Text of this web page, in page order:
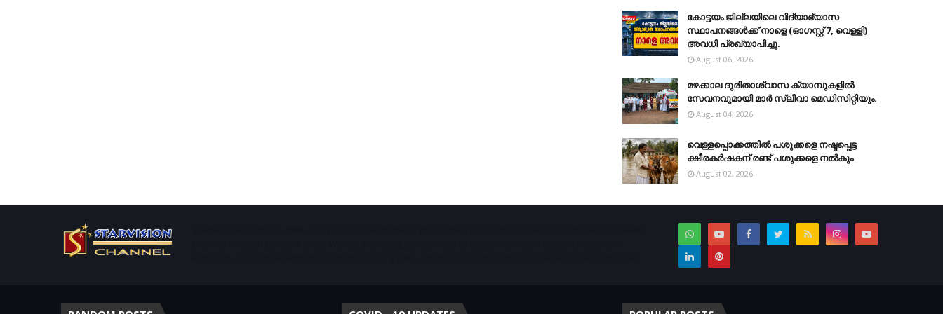
കോട്ടയം ജില്ലയിലെ വിദ്യാഭ്യാസ
സ്ഥാപനങ്ങള്‍ക്ക് നാളെ (ഓഗസ്റ്റ് 7, വെള്ളി)
അവധി പ്രഖ്യാപിച്ചു.
August 06, 2026
മഴക്കാല ദുരിതാശ്വാസ ക്യാമ്പുകളിൽ
സേവനവുമായി മാർ സ്ലീവാ മെഡിസിറ്റിയും.
August 04, 2026
വെള്ളപ്പൊക്കത്തില്‍ പശുക്കളെ നഷ്ടപ്പെട്ട
ക്ഷീരകര്‍ഷകന് രണ്ട് പശുക്കളെ നല്‍കും
August 02, 2026